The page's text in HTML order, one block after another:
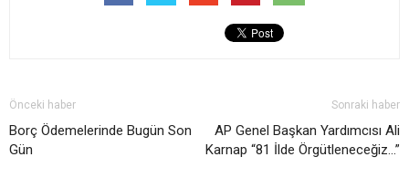
Önceki haber
Borç Ödemelerinde Bugün Son
Gün
Sonraki haber
AP Genel Başkan Yardımcısı Ali
Karnap “81 İlde Örgütleneceğiz…”